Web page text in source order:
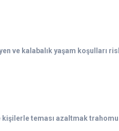
ve kalabalık yaşam koşulları
teması azaltmak trahomu